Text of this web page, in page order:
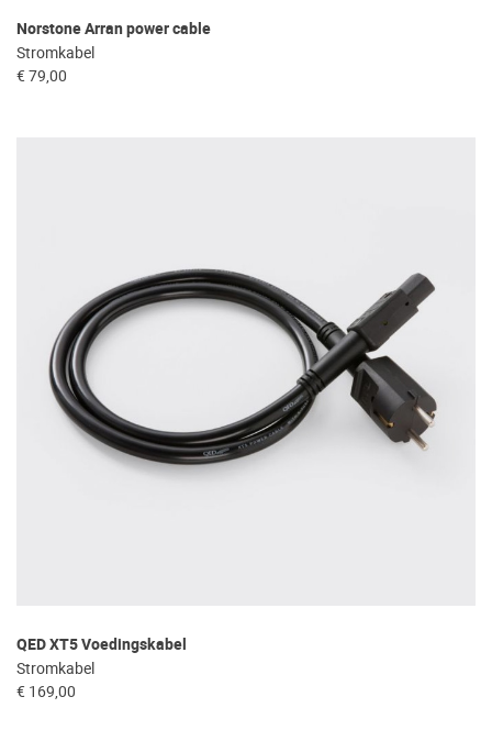
Norstone Arran power cable
Stromkabel
€ 79,00
QED XT5 Voedingskabel
Stromkabel
€ 169,00